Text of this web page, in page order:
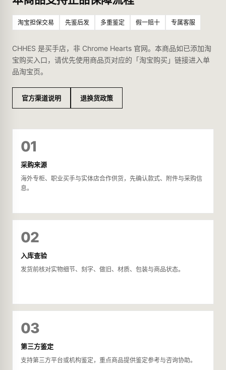
淘宝担保交易 先鉴后发 多重鉴定 假一赔十 专属客服
CHHES 是买手店，非 Chrome Hearts 官网。本商品如已添加淘
宝购买入口，请优先使用商品页对应的「淘宝购买」链接进入单
品淘宝页。
官方渠道说明 退换货政策
01
采购来源
海外专柜、职业买手与实体店合作供货，先确认款式、附件与采购信
息。
02
入库查验
发货前核对实物细节、刻字、做旧、材质、包装与商品状态。
03
第三方鉴定
支持第三方平台或机构鉴定，重点商品提供鉴定参考与咨询协助。